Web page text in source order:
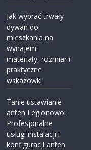
Jak wybrać trwały
dywan do
mieszkania na
wynajem:
materiały, rozmiar i
praktyczne
wskazówki
Tanie ustawianie
anten Legionowo:
Profesjonalne
usługi instalacji i
konfiguracji anten